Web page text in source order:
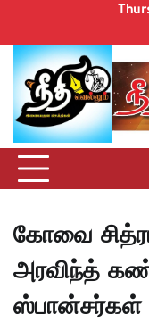
content
Home
கோவை
அரவிந்த்